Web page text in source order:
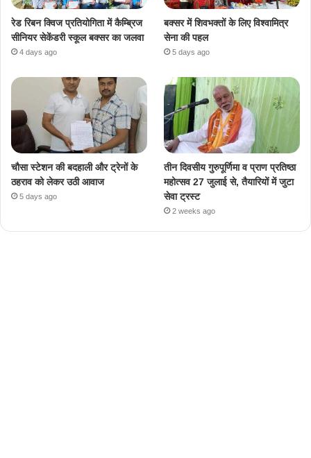
रेड रिबन क्विज प्रतियोगिता में कैम्ब्रिज
सीनियर सेकेंडरी स्कूल बक्सर का जलवा
4 days ago
बक्सर में शिवभक्तों के लिए विश्वामित्र
सेना की पहल
5 days ago
चौसा स्टेशन की बदहाली और ट्रेनों के
ठहराव को लेकर उठी आवाज
5 days ago
तीन दिवसीय गुरुपूर्णिमा व प्राण प्रतिष्ठा
महोत्सव 27 जुलाई से, तैयारियों में जुटा
सेवा ट्रस्ट
2 weeks ago